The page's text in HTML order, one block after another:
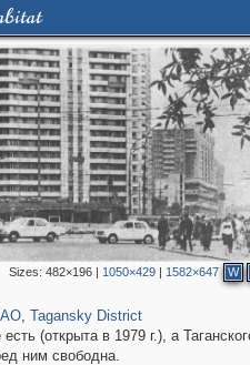
Sizes:482×196 | 1050×429 | 1582×647 W
, Tagansky District
(открыта в 1979 г.), а
ним свободна.